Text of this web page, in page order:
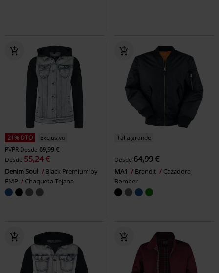
21% DTO
Exclusivo
PVPR Desde 69,99 €
Desde 55,24 €
Denim Soul
Black Premium by
EMP
Chaqueta Tejana
Talla grande
Desde 64,99 €
MA1 Brandit
Cazadora
Bomber